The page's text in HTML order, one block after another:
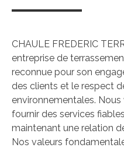
CHAULE FREDERIC
entreprise de
reconnue pour son
des clients et le respect
environnementales.
fournir des services
maintenant une relation
Nos valeurs